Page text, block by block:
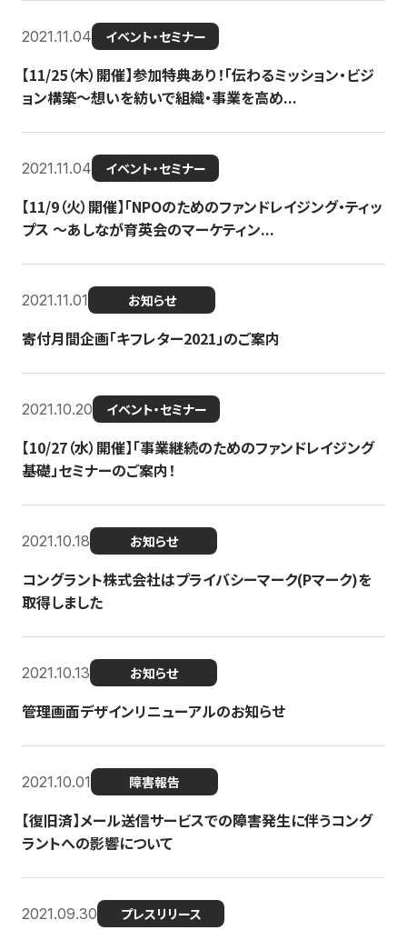
2021.11.04 イベント・セミナー
【11/25（木）開催】参加特典あり！「伝わるミッション・ビジ
ョン構築〜想いを紡いで組織・事業を高め...
2021.11.04 イベント・セミナー
【11/9（火）開催】「NPOのためのファンドレイジング・ティッ
プス 〜あしなが育英会のマーケティン...
2021.11.01 お知らせ
寄付月間企画「キフレター2021」のご案内
2021.10.20 イベント・セミナー
【10/27（水）開催】「事業継続のためのファンドレイジング
基礎」セミナーのご案内！
2021.10.18 お知らせ
コングラント株式会社はプライバシーマーク(Pマーク)を
取得しました
2021.10.13 お知らせ
管理画面デザインリニューアルのお知らせ
2021.10.01 障害報告
【復旧済】メール送信サービスでの障害発生に伴うコング
ラントへの影響について
2021.09.30 プレスリリース